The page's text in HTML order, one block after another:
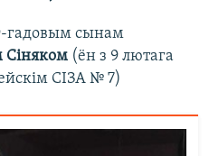
гадовым сынам
Сіняком(ён з 9 лютага
СІЗА № 7)